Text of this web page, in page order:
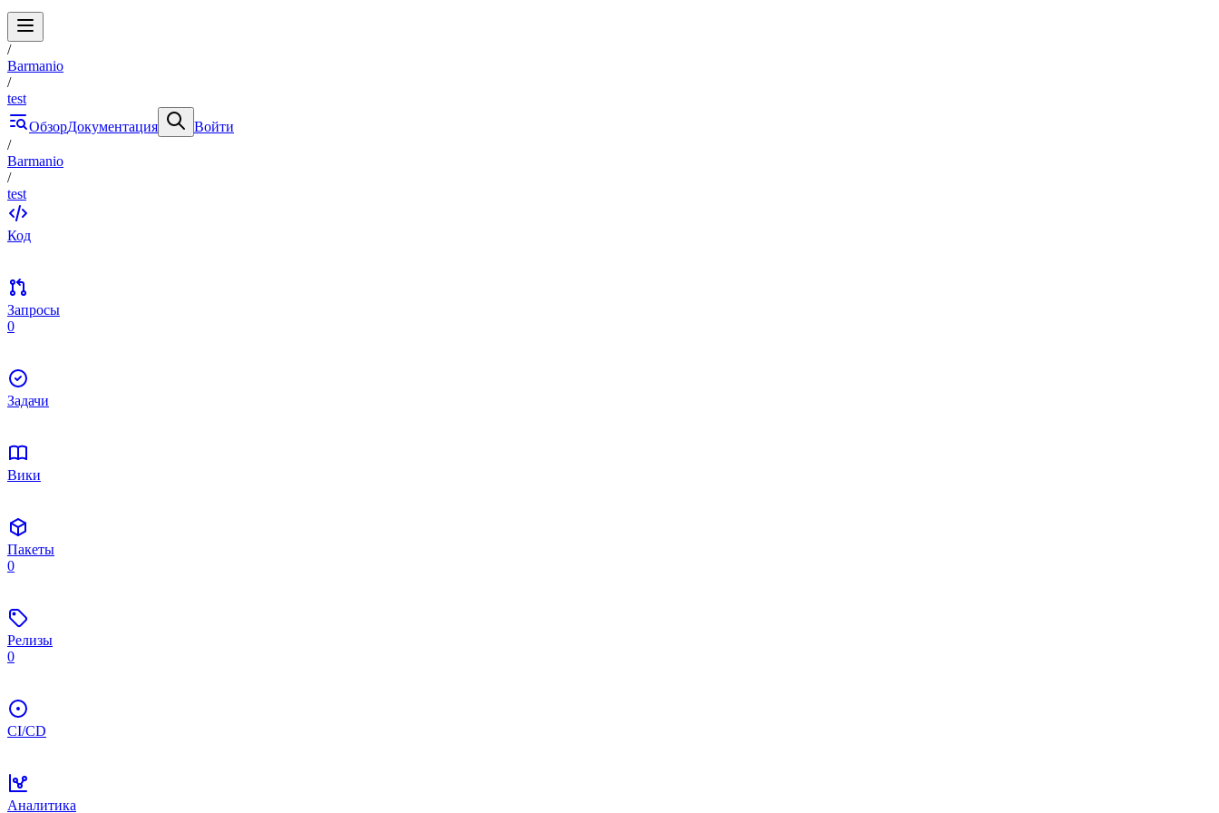
/
Barmanio
/
test
ОбзорДокументация
Войти
/
Barmanio
/
test
Код
Запросы
0
Задачи
Вики
Пакеты
0
Релизы
0
CI/CD
Аналитика